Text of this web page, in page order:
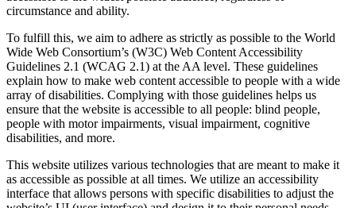
circumstance and ability.
To fulfill this, we aim to adhere as strictly as possible to the World
Wide Web Consortium’s (W3C) Web Content Accessibility
Guidelines 2.1 (WCAG 2.1) at the AA level. These guidelines
explain how to make web content accessible to people with a wide
array of disabilities. Complying with those guidelines helps us
ensure that the website is accessible to all people: blind people,
people with motor impairments, visual impairment, cognitive
disabilities, and more.
This website utilizes various technologies that are meant to make it
as accessible as possible at all times. We utilize an accessibility
interface that allows persons with specific disabilities to adjust the